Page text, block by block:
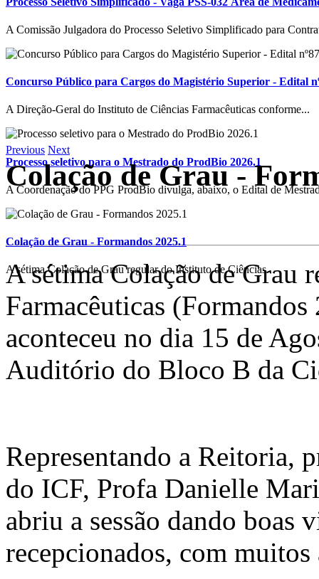
A Comissão Julgadora do Processo Seletivo Simplificado para
Concurso Público para Cargos do Magistério Superior - Edital
A Direção-Geral do Instituto de Ciências Farmacêuticas conforme...
Processo seletivo para o Mestrado do ProdBio 2026.1
A Coordenação do PPG ProdBio divulga, abaixo, o Edital de
Colação de Grau - Formandos 2025.1
A sétima Colação de Grau regular do Instituto de Ciências...
Previous Next
Colação de Grau -
A sétima Colação de Grau
Farmacêuticas
aconteceu no dia 15 de
Auditório do Bloco B da
Representando a Reitoria,
do ICF, Profa Danielle
abriu a sessão dando boas
recepcionados, com